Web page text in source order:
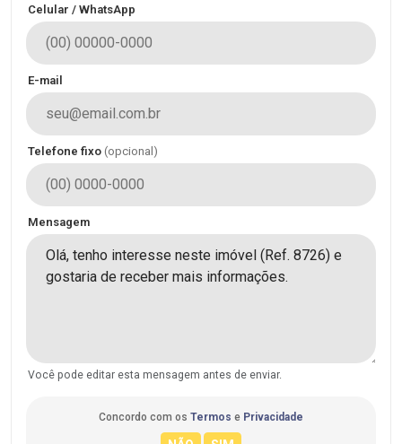
Celular / WhatsApp
E-mail
Telefone fixo (opcional)
Mensagem
Você pode editar esta mensagem antes de enviar.
Concordo com os Termos e Privacidade